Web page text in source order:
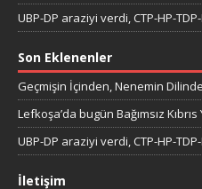
UBP-DP araziyi verdi, CTP-HP-
Son Eklenenler
Geçmişin İçinden, Nenemin
Lefkoşa’da bugün Bağımsız
UBP-DP araziyi verdi, CTP-HP-
İletişim